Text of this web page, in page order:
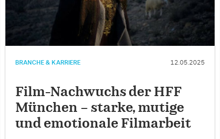
BRANCHE & KARRIERE 12.05.2025
Film-Nachwuchs der HFF
München – starke, mutige
und emotionale Filmarbeit